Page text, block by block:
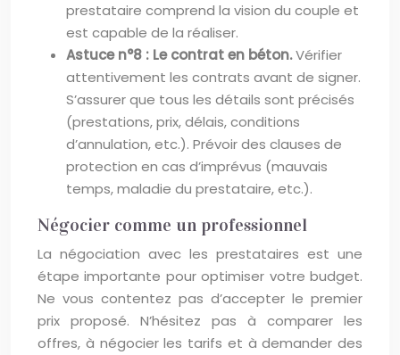
prestataire comprend la vision du couple et
est capable de la réaliser.
Astuce n°8 : Le contrat en béton.Vérifier
attentivement les contrats avant de signer.
S’assurer que tous les détails sont précisés
(prestations, prix, délais, conditions
d’annulation, etc.). Prévoir des clauses de
protection en cas d’imprévus (mauvais
temps, maladie du prestataire, etc.).
Négocier comme un professionnel
La négociation avec les prestataires est une
étape importante pour optimiser votre budget.
Ne vous contentez pas d’accepter le premier
prix proposé. N’hésitez pas à comparer les
offres, à négocier les tarifs et à demander des